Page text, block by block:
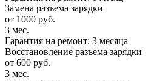
Замена разъема зарядки
от 1000 руб.
3 мес.
Гарантия на ремонт: 3 месяца
Восстановление разъема зарядки
от 600 руб.
3 мес.